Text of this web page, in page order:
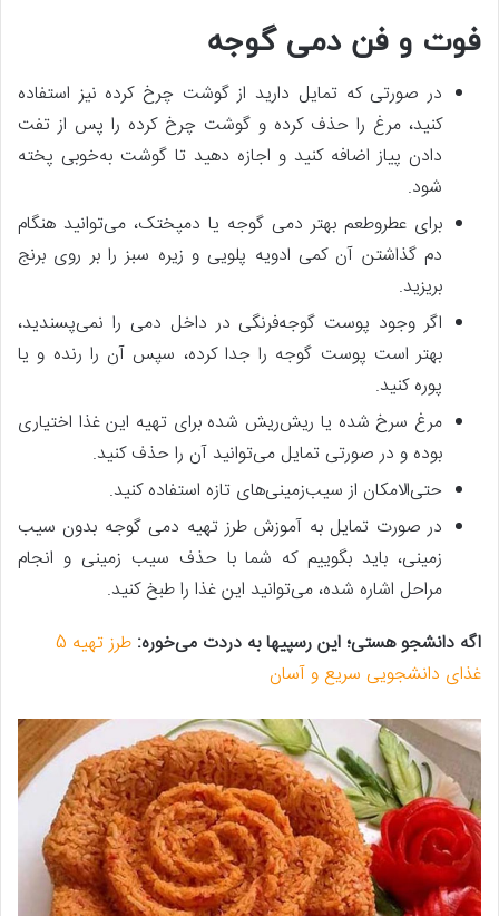
فوت و فن دمی گوجه
در صورتی که تمایل دارید از گوشت چرخ کرده نیز استفاده
کنید، مرغ را حذف کرده و گوشت چرخ کرده را پس از تفت
دادن پیاز اضافه کنید و اجازه دهید تا گوشت به‌خوبی پخته
شود.
برای عطروطعم بهتر دمی گوجه یا دمپختک، می‌توانید هنگام
دم گذاشتن آن کمی ادویه پلویی و زیره سبز را بر روی برنج
بریزید.
اگر وجود پوست گوجه‌فرنگی در داخل دمی را نمی‌پسندید،
بهتر است پوست گوجه را جدا کرده، سپس آن را رنده و یا
پوره کنید.
مرغ سرخ شده یا ریش‌ریش شده برای تهیه این غذا اختیاری
بوده و در صورتی تمایل می‌توانید آن را حذف کنید.
حتی‌الامکان از سیب‌زمینی‌های تازه استفاده کنید.
در صورت تمایل به آموزش طرز تهیه دمی گوجه بدون سیب
زمینی، باید بگوییم که شما با حذف سیب زمینی و انجام
مراحل اشاره شده، می‌توانید این غذا را طبخ کنید.
اگه دانشجو هستی؛ این رسپی‎ها به دردت می‌خوره:
طرز تهیه 5
غذای دانشجویی سریع و آسان